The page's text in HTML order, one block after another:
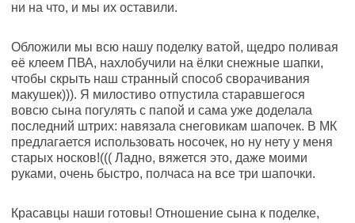
ни на что, и мы их оставили.
Обложили мы всю нашу поделку ватой, щедро поливая
её клеем ПВА, нахлобучили на ёлки снежные шапки,
чтобы скрыть наш странный способ сворачивания
макушек))). Я милостиво отпустила старавшегося
вовсю сына погулять с папой и сама уже доделала
последний штрих: навязала снеговикам шапочек. В МК
предлагается использовать носочек, но ну нету у меня
старых носков!((( Ладно, вяжется это, даже моими
руками, очень быстро, полчаса на все три шапочки.
Красавцы наши готовы! Отношение сына к поделке,